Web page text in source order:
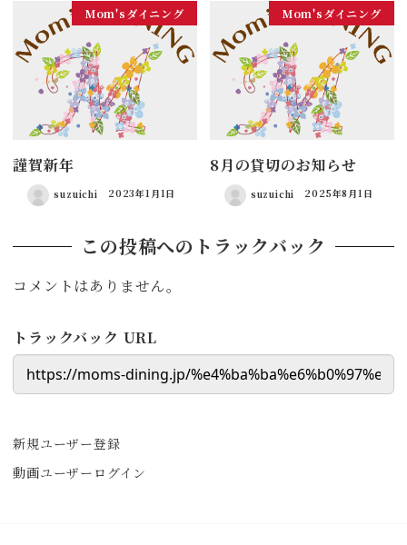
Mom'sダイニング
謹賀新年
suzuichi 2023年1月1日
Mom'sダイニング
8月の貸切のお知らせ
suzuichi 2025年8月1日
この投稿へのトラックバック
コメントはありません。
トラックバック URL
新規ユーザー登録
動画ユーザーログイン